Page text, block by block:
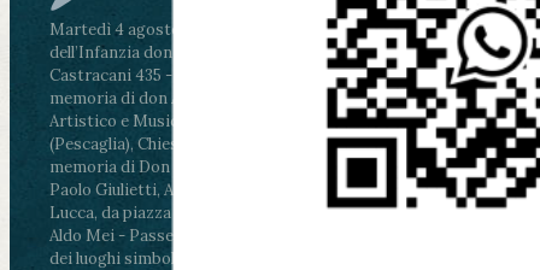
Martedì 4 agosto2026
ore 11:30 - Lucca, Scuola
dell’Infanzia don Aldo Mei - Viale Castruccio
Castracani 435 - Inaugurazione murales in
memoria di don Aldo Mei curato dal Liceo
Artistico e Musicale “Passaglia”
ore 18 - Fiano
(Pescaglia), Chiesa parrocchiale - Messa in
memoria di Don Aldo Mei celebrata da mons.
Paolo Giulietti, Arcivescovo di Lucca
ore 20.30 -
Lucca, da piazza San Michele al Cippo di don
Aldo Mei - Passeggiata della Memoria in alcuni
dei luoghi simbolo della città. Ritrovo alle ore